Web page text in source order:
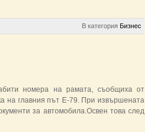
В категория Бизнес
номера на рамата, съобщиха от
на главния път Е-79. При извършената
за автомобила.Освен това след